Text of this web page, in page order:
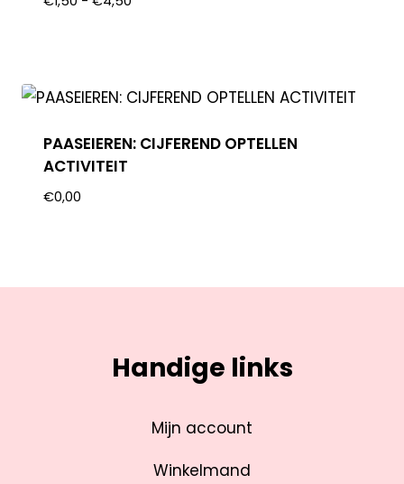
PAASEIEREN: CIJFEREND OPTELLEN
ACTIVITEIT
€0,00
Handige links
Mijn account
Winkelmand